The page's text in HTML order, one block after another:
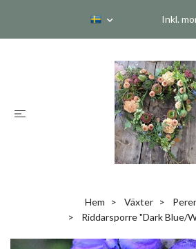
Inkl.
Hem Växter
Riddarsporre "Dark Blue/